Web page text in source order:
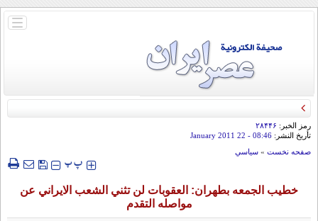
باز
رمز الخبر: ۲۸۴۴۶
تأريخ النشر: 08:46
- 22 January 2011
صفحه نخست » سياسي
‍‍‍ پپ
خطيب الجمعه بطهران: العقوبات لن تثني الشعب الايراني عن
مواصله التقدم